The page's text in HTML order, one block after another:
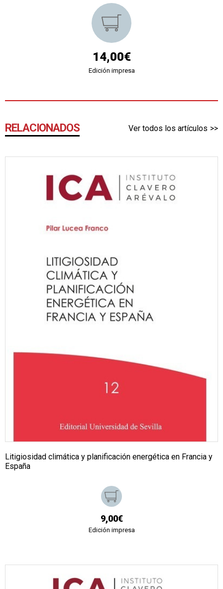
14,00€
Edición impresa
RELACIONADOS Ver todos los artículos
Litigiosidad climática y planificación energética en Francia y
España
9,00€
Edición impresa